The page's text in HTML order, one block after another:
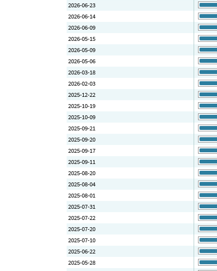
2026-06-23
2026-06-14
2026-06-09
2026-05-15
2026-05-09
2026-05-06
2026-03-18
2026-02-03
2025-12-22
2025-10-19
2025-10-09
2025-09-21
2025-09-20
2025-09-17
2025-09-11
2025-08-20
2025-08-04
2025-08-01
2025-07-31
2025-07-22
2025-07-20
2025-07-10
2025-06-22
2025-05-28